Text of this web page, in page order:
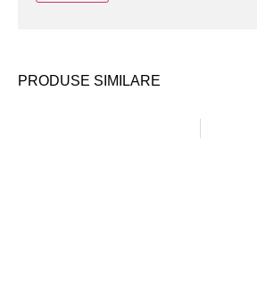
PRODUSE SIMILARE